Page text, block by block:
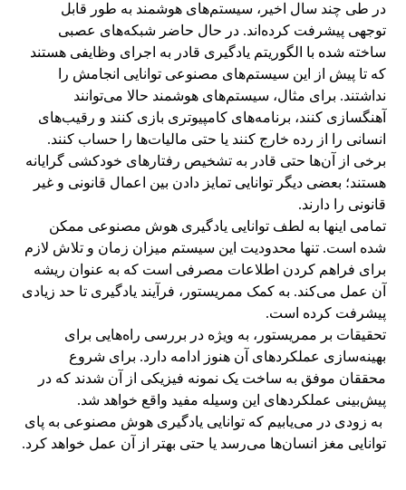
در طی چند سال اخیر، سیستم‌های هوشمند به طور قابل
توجهی پیشرفت کرده‌اند. در حال حاضر شبکه‌های عصبی
ساخته شده با الگوریتم یادگیری قادر به اجرای وظایفی هستند
که تا پیش از این سیستم‌های مصنوعی توانایی انجامش را
نداشتند. برای مثال، سیستم‌های هوشمند حالا می‌توانند
آهنگسازی کنند، برنامه‌های کامپیوتری بازی کنند و رقیب‌های
انسانی را از رده خارج کنند یا حتی مالیات‌ها را حساب کنند.
برخی از آن‌ها حتی قادر به تشخیص رفتارهای خودکشی گرایانه
هستند؛ بعضی دیگر توانایی تمایز دادن بین اعمال قانونی و غیر
قانونی را دارند.
تمامی اینها به لطف توانایی یادگیری هوش مصنوعی ممکن
شده است. تنها محدودیت این سیستم میزان زمان و تلاش لازم
برای فراهم کردن اطلاعات مصرفی است که به عنوان ریشه
آن عمل می‌کند. به کمک ممریستور، فرآیند یادگیری تا حد زیادی
پیشرفت کرده است.
تحقیقات بر ممریستور، به ویژه در بررسی راه‌هایی برای
بهینه‌سازی عملکردهای آن هنوز ادامه دارد. برای شروع
محققان موفق به ساخت یک نمونه فیزیکی از آن شدند که در
پیش‌بینی عملکردهای این وسیله مفید واقع خواهد شد.
به زودی در می‌یابیم که توانایی یادگیری هوش مصنوعی به پای
توانایی مغز انسان‌ها می‌رسد یا حتی بهتر از آن عمل خواهد کرد.